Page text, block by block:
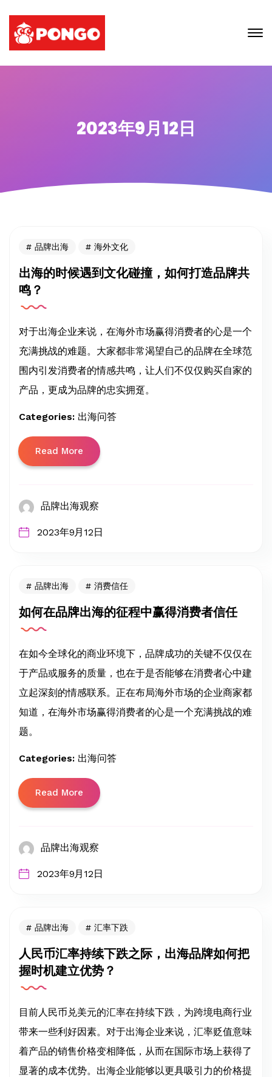
2023年9月12日
品牌出海 海外文化
出海的时候遇到文化碰撞，如何打造品牌共
鸣？
对于出海企业来说，在海外市场赢得消费者的心是一个
充满挑战的难题。大家都非常渴望自己的品牌在全球范
围内引发消费者的情感共鸣，让人们不仅仅购买自家的
产品，更成为品牌的忠实拥趸。
Categories: 出海问答
Read More
品牌出海观察
2023年9月12日
品牌出海 消费信任
如何在品牌出海的征程中赢得消费者信任
在如今全球化的商业环境下，品牌成功的关键不仅仅在
于产品或服务的质量，也在于是否能够在消费者心中建
立起深刻的情感联系。正在布局海外市场的企业商家都
知道，在海外市场赢得消费者的心是一个充满挑战的难
题。
Categories: 出海问答
Read More
品牌出海观察
2023年9月12日
品牌出海 汇率下跌
人民币汇率持续下跌之际，出海品牌如何把
握时机建立优势？
目前人民币兑美元的汇率在持续下跌，为跨境电商行业
带来一些利好因素。对于出海企业来说，汇率贬值意味
着产品的销售价格变相降低，从而在国际市场上获得了
显著的成本优势。出海企业能够以更具吸引力的价格提